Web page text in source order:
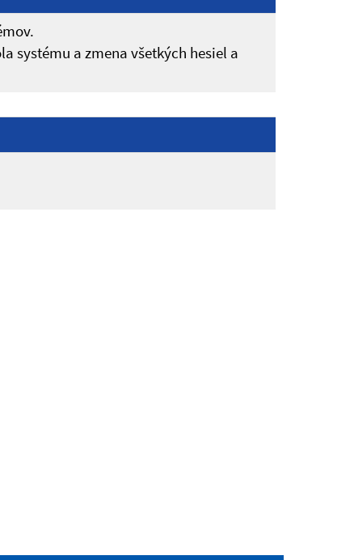
systému a zmena všetkých hesiel a